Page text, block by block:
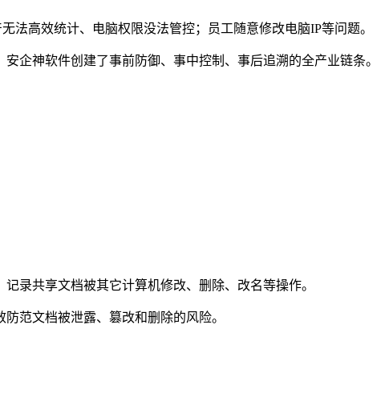
高效统计、电脑权限没法管控；员工随意修改电脑IP等问题。
企神软件创建了事前防御、事中控制、事后追溯的全产业链条。
录共享文档被其它计算机修改、删除、改名等操作。
范文档被泄露、篡改和删除的风险。